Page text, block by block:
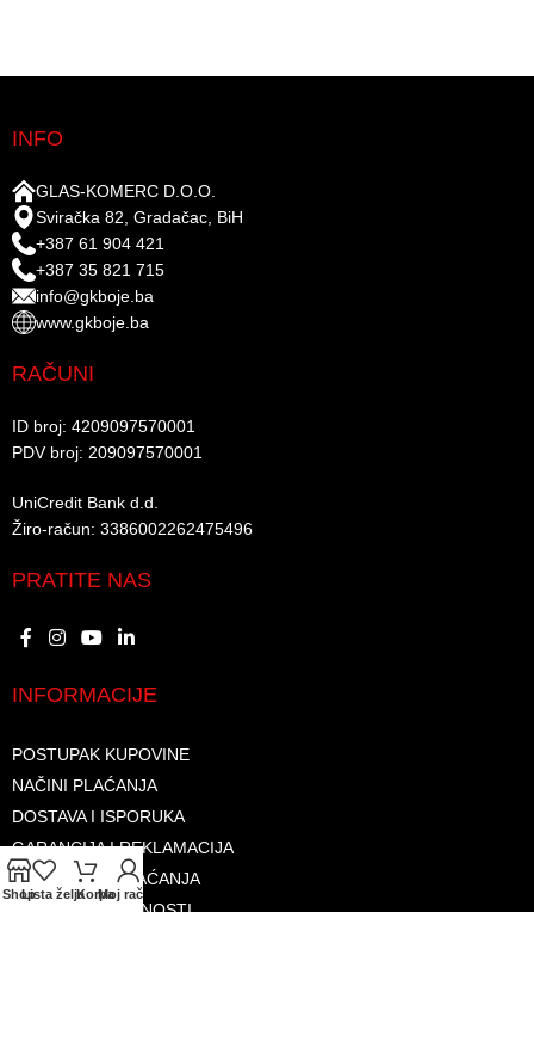
INFO
GLAS-KOMERC D.O.O.
Sviračka 82, Gradačac, BiH
+387 61 904 421
+387 35 821 715
info@gkboje.ba
www.gkboje.ba
RAČUNI
ID broj: 4209097570001​
PDV broj: 209097570001 ​
UniCredit Bank d.d.​
Žiro-račun: 3386002262475496​​
PRATITE NAS
INFORMACIJE
POSTUPAK KUPOVINE
NAČINI PLAĆANJA
DOSTAVA I ISPORUKA
GARANCIJA I REKLAMACIJA
SIGURNOST PLAĆANJA
PRAVILA PRIVATNOSTI
ShopLista željaKorpaMoj račun